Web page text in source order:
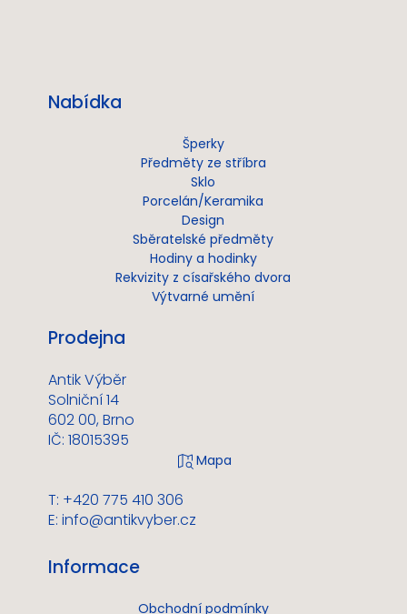
Nabídka
Šperky
Předměty ze stříbra
Sklo
Porcelán/Keramika
Design
Sběratelské předměty
Hodiny a hodinky
Rekvizity z císařského dvora
Výtvarné umění
Prodejna
Antik Výběr
Solniční 14
602 00, Brno
IČ: 18015395
T: +420 775 410 306
E: info@antikvyber.cz
Informace
Obchodní podmínky